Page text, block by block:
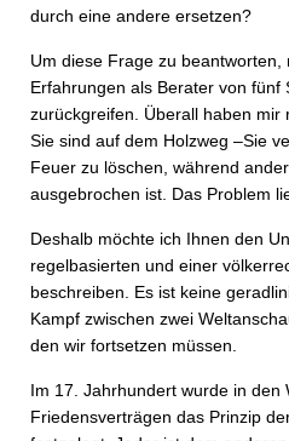
durch eine andere ersetzen?
Um diese Frage zu beantworten,
Erfahrungen als Berater von fünf
zurückgreifen. Überall haben mir
Sie sind auf dem Holzweg –Sie
Feuer zu löschen, während
ausgebrochen ist. Das Problem
Deshalb möchte ich Ihnen den
regelbasierten und einer
beschreiben. Es ist keine
Kampf zwischen zwei
den wir fortsetzen müssen.
Im 17. Jahrhundert wurde in den
Friedensverträgen das Prinzip